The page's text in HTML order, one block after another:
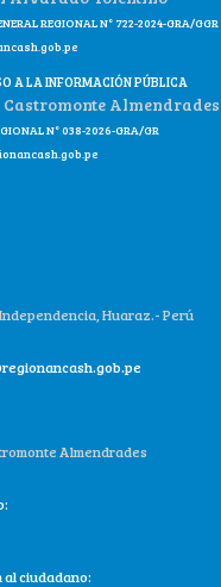
REGIONAL N° 722-2024-GRA/GGR
A LA INFORMACIÓN PÚBLICA
Almendrades
N° 038-2026-GRA/GR
Independencia, Huaraz.- Perú
Almendrades
ciudadano: